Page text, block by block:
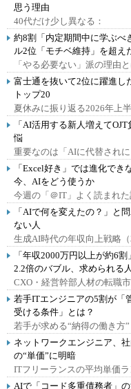
思う理由
40代だけ少し異なる：
約8割「内定期間中に学ぶ
ル2位「モチベ維持」を超え
「やる必要ない」派の理由と
富士通を抜いて2位に躍進
トップ20
夏休みに振り返る2026年上
「AI活用する新人増えて
悩
重要なのは「AIに代替され
「Excel好き」では進化で
今、AIをどう使うか
今週の「＠IT」よく読まれた
「AIで何を変えたの？」と
ない人
生成AI時代の年収向上戦略（
「年収2000万円以上が約6
2.2倍のバブル、求められる
CXO・経営幹部人材の転職市
若手ITエンジニアの5割が
受ける条件」とは？
若手が求める“納得の働き方”
ネットワークエンジニア、
の“単価”に明暗
ITフリーランスの平均単価ラ
AIで「コード多重債務者」